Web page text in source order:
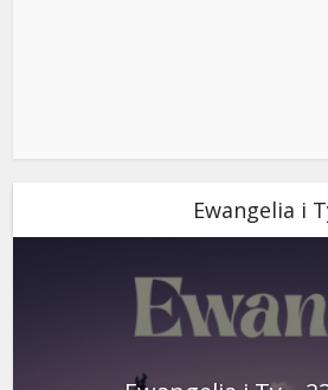
Ewangelia i